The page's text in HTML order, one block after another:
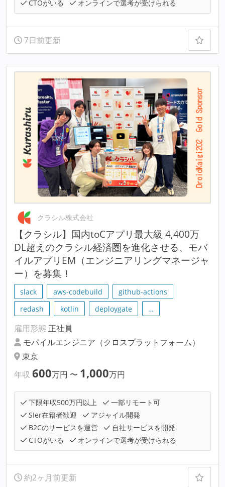
CTOがいる オンラインで選考が受けられる
7日前更新
クラシル株式会社
【クラシル】国内toCアプリ最大級 4,400万
DL超えのクラシル経済圏を進化させる、モバ
イルアプリEM（エンジニアリングマネージャ
ー）を募集！
slack aws-codebuild
github-actions
redash
kotlin deploygate …
雇用形態 正社員
モバイルエンジニア（クロスプラットフォーム）
東京
年収 600万円 〜 1,000万円
下限年収500万円以上
一部リモート可
SIer在籍者歓迎
アジャイル開発
B2Cのサービスを運営
自社サービスを開発
CTOがいる
オンラインで選考が受けられる
約2ヶ月前更新